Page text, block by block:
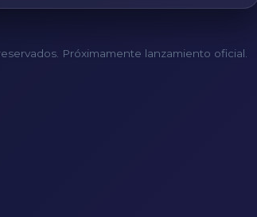
Próximamente lanzamiento oficial.